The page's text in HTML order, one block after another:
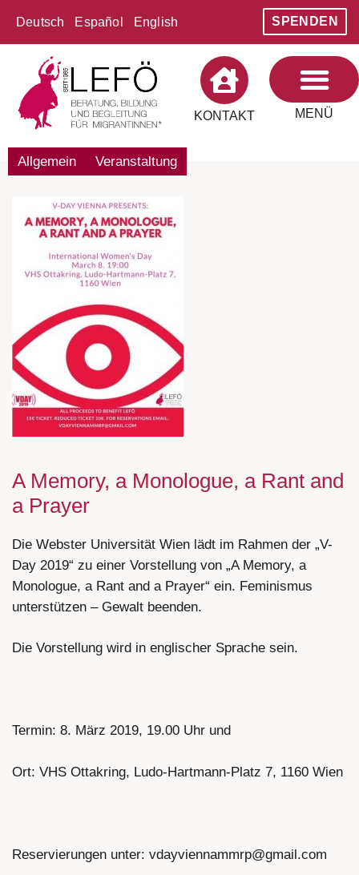
Deutsch Español English SPENDEN
KONTAKT MENÜ
Allgemein Veranstaltung
A Memory, a Monologue, a Rant and
a Prayer
Die Webster Universität Wien lädt im Rahmen der „V-
Day 2019“ zu einer Vorstellung von „A Memory, a
Monologue, a Rant and a Prayer“ ein. Feminismus
unterstützen – Gewalt beenden.
Die Vorstellung wird in englischer Sprache sein.
Termin: 8. März 2019, 19.00 Uhr und
Ort: VHS Ottakring, Ludo-Hartmann-Platz 7, 1160 Wien
Reservierungen unter: vdayviennammrp@gmail.com